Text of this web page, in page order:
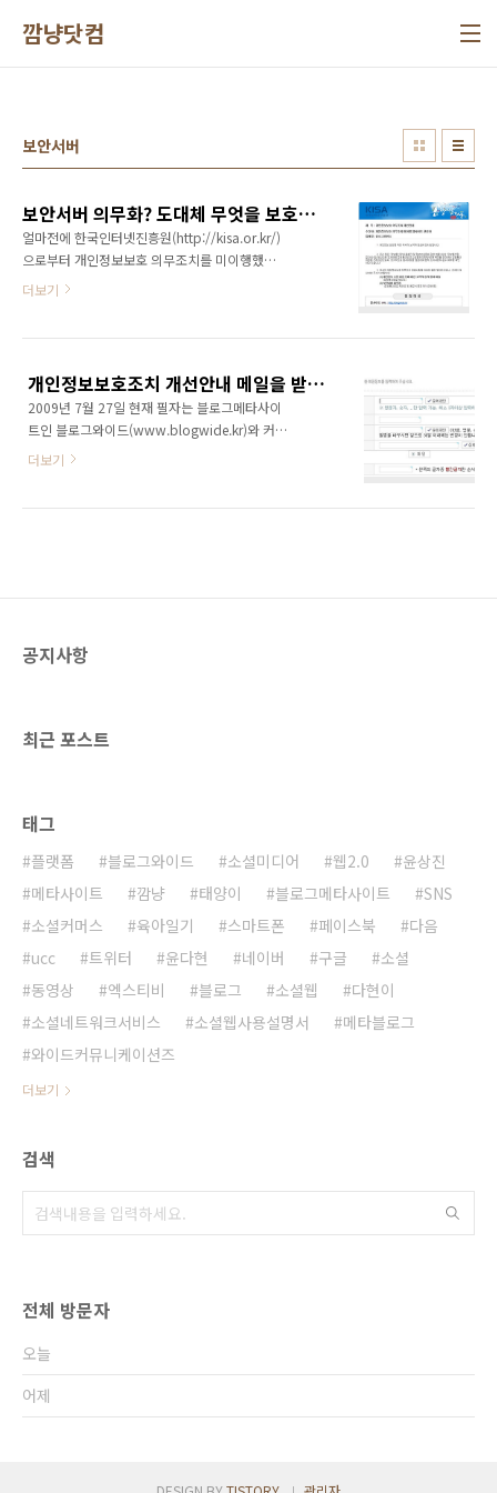
깜냥닷컴
보안서버
보안서버 의무화? 도대체 무엇을 보호하겠다고?
얼마전에 한국인터넷진흥원(http://kisa.or.kr/)
으로부터 개인정보보호 의무조치를 미이행했다
고 개선안내 메일을 받았다. 뉴스플랫폼인 블로
않는 것으로 회원가입 폼을 변경하여 넘겼었다.
하지만 이번에는 회원가입 및 로그인을 받는 모
든 웹사이트에 보안서버 적용이 의무라는 것이
다. 정말 의문이다. 로그인을 받는 모든 웹사이트
한 고객 동의야 그렇다고 하더라도 보안서버를
더보기
개인정보보호조치 개선안내 메일을 받았다면 당황하지 말고 대처하자!!!
2009년 7월 27일 현재 필자는 블로그메타사이
트인 블로그와이드(www.blogwide.kr)와 커뮤
니티사이트인 엑스티비(www.extv.co.kr)를 운
있었지만 이제는 정부
더보기
공지사항
최근 포스트
태그
플랫폼 블로그와이드 소셜미디어 웹2.0
윤상진
메타사이트
깜냥 태양이 블로그메타사이트
SNS
소셜커머스
육아일기 스마트폰 페이스북
다음
ucc
트위터 윤다현 네이버 구글
소셜
동영상
엑스티비 블로그 소셜웹
다현이
소셜네트워크서비스
소셜웹사용설명서
메타블로그
와이드커뮤니케이션즈
더보기
검색
전체 방문자
오늘
어제